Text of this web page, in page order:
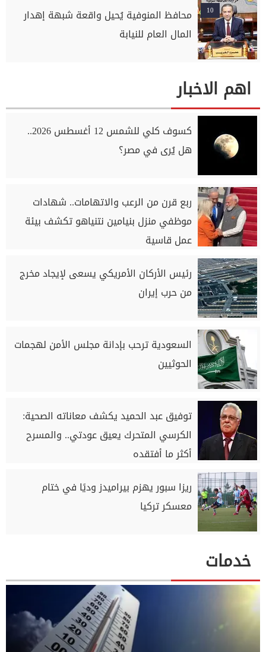
10
محافظ المنوفية يُحيل واقعة شبهة إهدار
المال العام للنيابة
اهم الاخبار
كسوف كلي للشمس 12 أغسطس 2026..
هل يُرى في مصر؟
ربع قرن من الرعب والاتهامات.. شهادات
موظفي منزل بنيامين نتنياهو تكشف بيئة
عمل قاسية
رئيس الأركان الأمريكي يسعى لإيجاد مخرج
من حرب إيران
السعودية ترحب بإدانة مجلس الأمن لهجمات
الحوثيين
توفيق عبد الحميد يكشف معاناته الصحية:
الكرسي المتحرك يعيق عودتي.. والمسرح
أكثر ما أفتقده
ريزا سبور يهزم بيراميدز وديًا في ختام
معسكر تركيا
خدمات